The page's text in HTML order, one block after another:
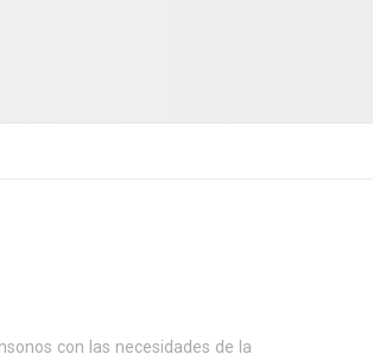
con las necesidades de la